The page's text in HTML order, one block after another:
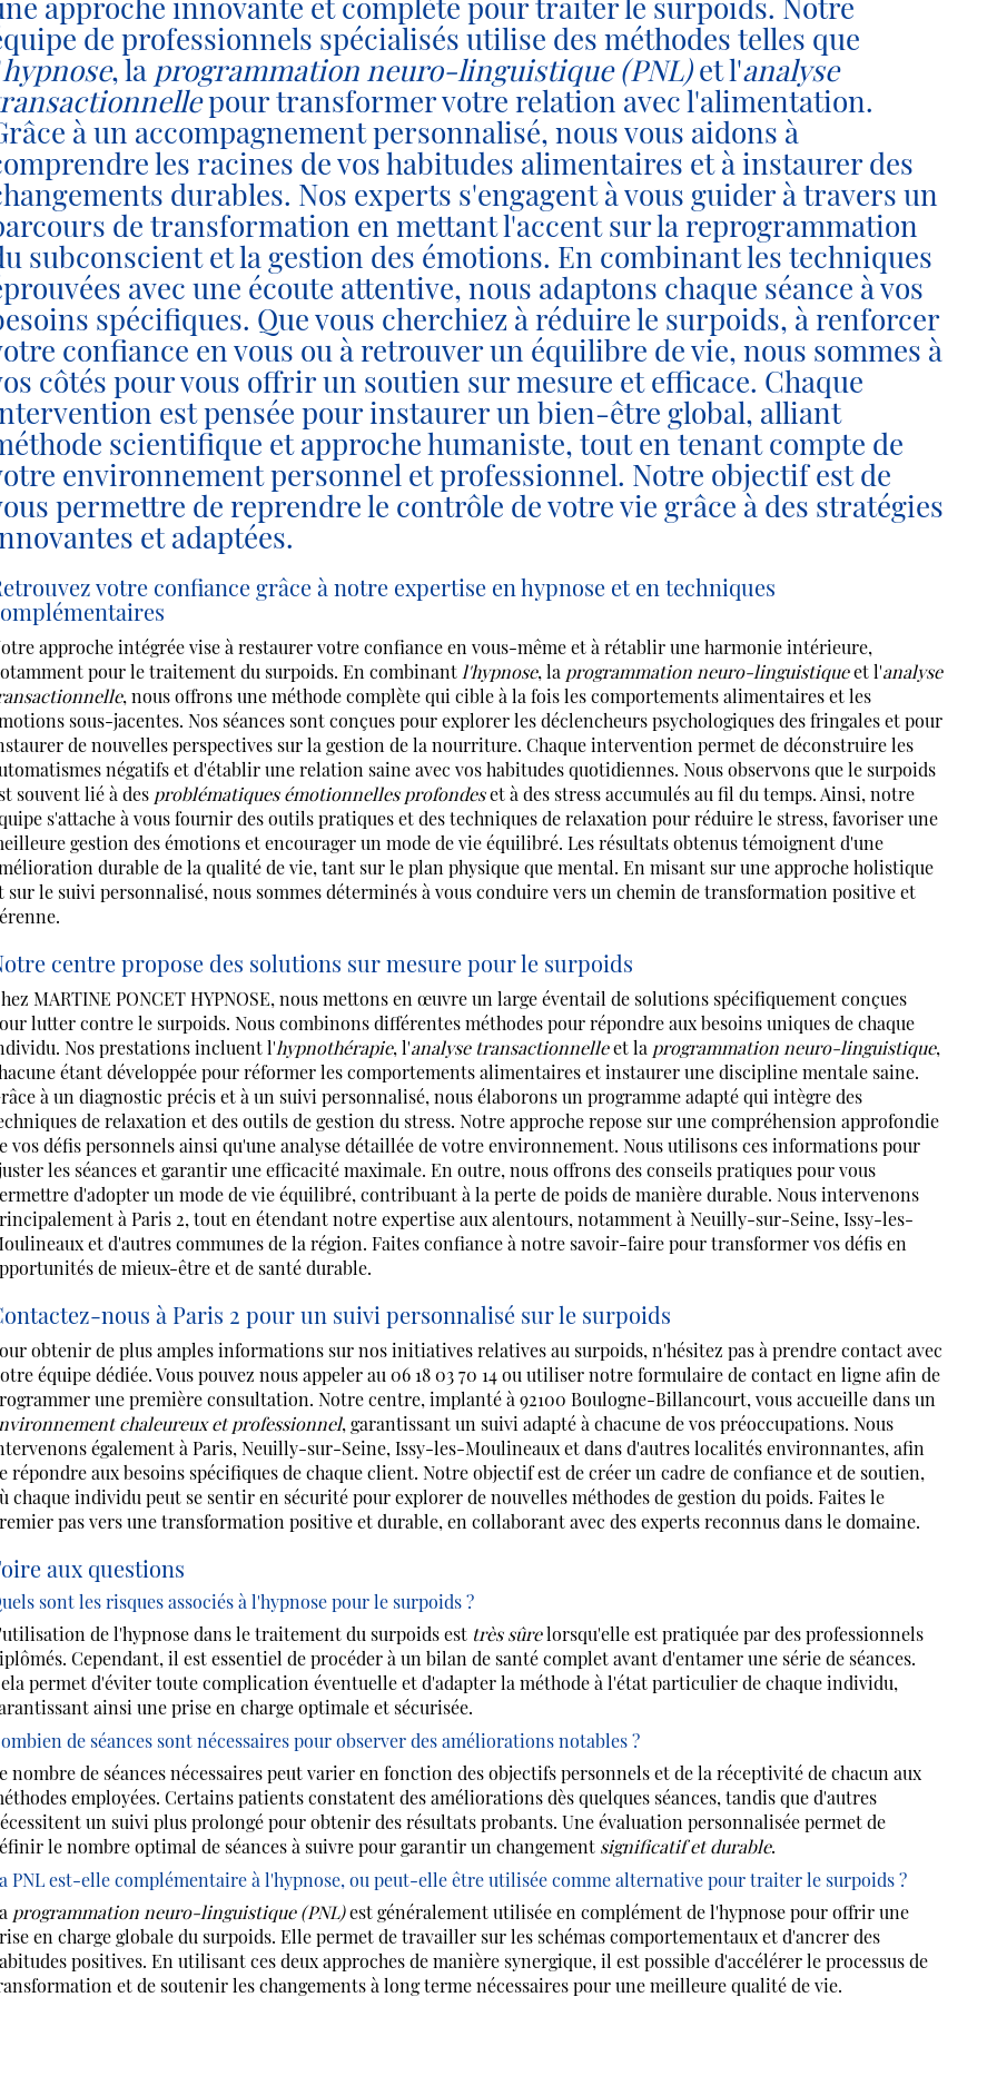
de professionnels spécialisés utilise des méthodes telles que
hypnose, la programmation neuro-linguistique (PNL)et l'analyse
pour transformer votre relation avec l'alimentation.
à un accompagnement personnalisé, nous vous aidons à
les racines de vos habitudes alimentaires et à instaurer des
durables. Nos experts s'engagent à vous guider à travers un
de transformation en mettant l'accent sur la reprogrammation
subconscient et la gestion des émotions. En combinant les techniques
avec une écoute attentive, nous adaptons chaque séance à vos
spécifiques. Que vous cherchiez à réduire le surpoids, à renforcer
confiance en vous ou à retrouver un équilibre de vie, nous sommes à
côtés pour vous offrir un soutien sur mesure et efficace. Chaque
est pensée pour instaurer un bien-être global, alliant
scientifique et approche humaniste, tout en tenant compte de
environnement personnel et professionnel. Notre objectif est de
permettre de reprendre le contrôle de votre vie grâce à des stratégies
et adaptées.
votre confiance grâce à notre expertise en hypnose et en techniques
approche intégrée vise à restaurer votre confiance en vous-même et à rétablir une harmonie intérieure,
pour le traitement du surpoids. En combinant l'hypnose, la programmation neuro-linguistiqueet l'analyse
, nous offrons une méthode complète qui cible à la fois les comportements alimentaires et les
sous-jacentes. Nos séances sont conçues pour explorer les déclencheurs psychologiques des fringales et pour
de nouvelles perspectives sur la gestion de la nourriture. Chaque intervention permet de déconstruire les
négatifs et d'établir une relation saine avec vos habitudes quotidiennes. Nous observons que le surpoids
souvent lié à des problématiques émotionnelles profondeset à des stress accumulés au fil du temps. Ainsi, notre
s'attache à vous fournir des outils pratiques et des techniques de relaxation pour réduire le stress, favoriser une
gestion des émotions et encourager un mode de vie équilibré. Les résultats obtenus témoignent d'une
durable de la qualité de vie, tant sur le plan physique que mental. En misant sur une approche holistique
sur le suivi personnalisé, nous sommes déterminés à vous conduire vers un chemin de transformation positive et
centre propose des solutions sur mesure pour le surpoids
MARTINE PONCET HYPNOSE, nous mettons en œuvre un large éventail de solutions spécifiquement conçues
lutter contre le surpoids. Nous combinons différentes méthodes pour répondre aux besoins uniques de chaque
Nos prestations incluent l'hypnothérapie, l'analyse transactionnelleet la programmation neuro-linguistique,
étant développée pour réformer les comportements alimentaires et instaurer une discipline mentale saine.
à un diagnostic précis et à un suivi personnalisé, nous élaborons un programme adapté qui intègre des
de relaxation et des outils de gestion du stress. Notre approche repose sur une compréhension approfondie
vos défis personnels ainsi qu'une analyse détaillée de votre environnement. Nous utilisons ces informations pour
les séances et garantir une efficacité maximale. En outre, nous offrons des conseils pratiques pour vous
d'adopter un mode de vie équilibré, contribuant à la perte de poids de manière durable. Nous intervenons
à Paris 2, tout en étendant notre expertise aux alentours, notamment à Neuilly-sur-Seine, Issy-les-
et d'autres communes de la région. Faites confiance à notre savoir-faire pour transformer vos défis en
de mieux-être et de santé durable.
nous à Paris 2 pour un suivi personnalisé sur le surpoids
obtenir de plus amples informations sur nos initiatives relatives au surpoids, n'hésitez pas à prendre contact avec
équipe dédiée. Vous pouvez nous appeler au 06 18 03 70 14 ou utiliser notre formulaire de contact en ligne afin de
une première consultation. Notre centre, implanté à 92100 Boulogne-Billancourt, vous accueille dans un
chaleureux et professionnel, garantissant un suivi adapté à chacune de vos préoccupations. Nous
également à Paris, Neuilly-sur-Seine, Issy-les-Moulineaux et dans d'autres localités environnantes, afin
répondre aux besoins spécifiques de chaque client. Notre objectif est de créer un cadre de confiance et de soutien,
chaque individu peut se sentir en sécurité pour explorer de nouvelles méthodes de gestion du poids. Faites le
pas vers une transformation positive et durable, en collaborant avec des experts reconnus dans le domaine.
aux questions
sont les risques associés à l'hypnose pour le surpoids ?
de l'hypnose dans le traitement du surpoids est très sûrelorsqu'elle est pratiquée par des professionnels
Cependant, il est essentiel de procéder à un bilan de santé complet avant d'entamer une série de séances.
permet d'éviter toute complication éventuelle et d'adapter la méthode à l'état particulier de chaque individu,
ainsi une prise en charge optimale et sécurisée.
de séances sont nécessaires pour observer des améliorations notables ?
nombre de séances nécessaires peut varier en fonction des objectifs personnels et de la réceptivité de chacun aux
employées. Certains patients constatent des améliorations dès quelques séances, tandis que d'autres
un suivi plus prolongé pour obtenir des résultats probants. Une évaluation personnalisée permet de
le nombre optimal de séances à suivre pour garantir un changement significatif et durable.
PNL est-elle complémentaire à l'hypnose, ou peut-elle être utilisée comme alternative pour traiter le surpoids ?
programmation neuro-linguistique (PNL)est généralement utilisée en complément de l'hypnose pour offrir une
en charge globale du surpoids. Elle permet de travailler sur les schémas comportementaux et d'ancrer des
positives. En utilisant ces deux approches de manière synergique, il est possible d'accélérer le processus de
et de soutenir les changements à long terme nécessaires pour une meilleure qualité de vie.